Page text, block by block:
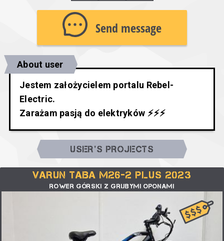
Send message
About user
Jestem założycielem portalu Rebel-
Electric.
Zarażam pasją do elektryków ⚡⚡⚡
USER'S PROJECTS
VARUN TABA M26-2 PLUS 2023
ROWER GÓRSKI Z GRUBYMI OPONAMI